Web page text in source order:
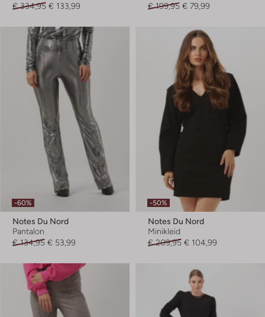
€ 334,95 € 133,99
€ 199,95 € 79,99
-60%
Notes Du Nord
Pantalon
€ 134,95 € 53,99
-50%
Notes Du Nord
Minikleid
€ 209,95 € 104,99